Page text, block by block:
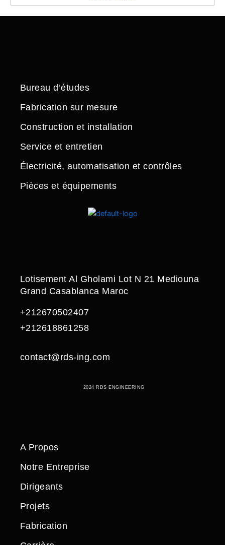
Bureau d’études
Fabrication sur mesure
Construction et installation
Service et entretien
Électricité, automatisation et contrôles
Pièces et équipements
Lotisement Al Gholami Lot N 21 Mediouna
Grand Casablanca Maroc
+212670502407
+212618861258
contact@rds-ing.com
2024 RDS ENGINEERING
A Propos
Notre Entreprise
Dirigeants
Projets
Fabrication